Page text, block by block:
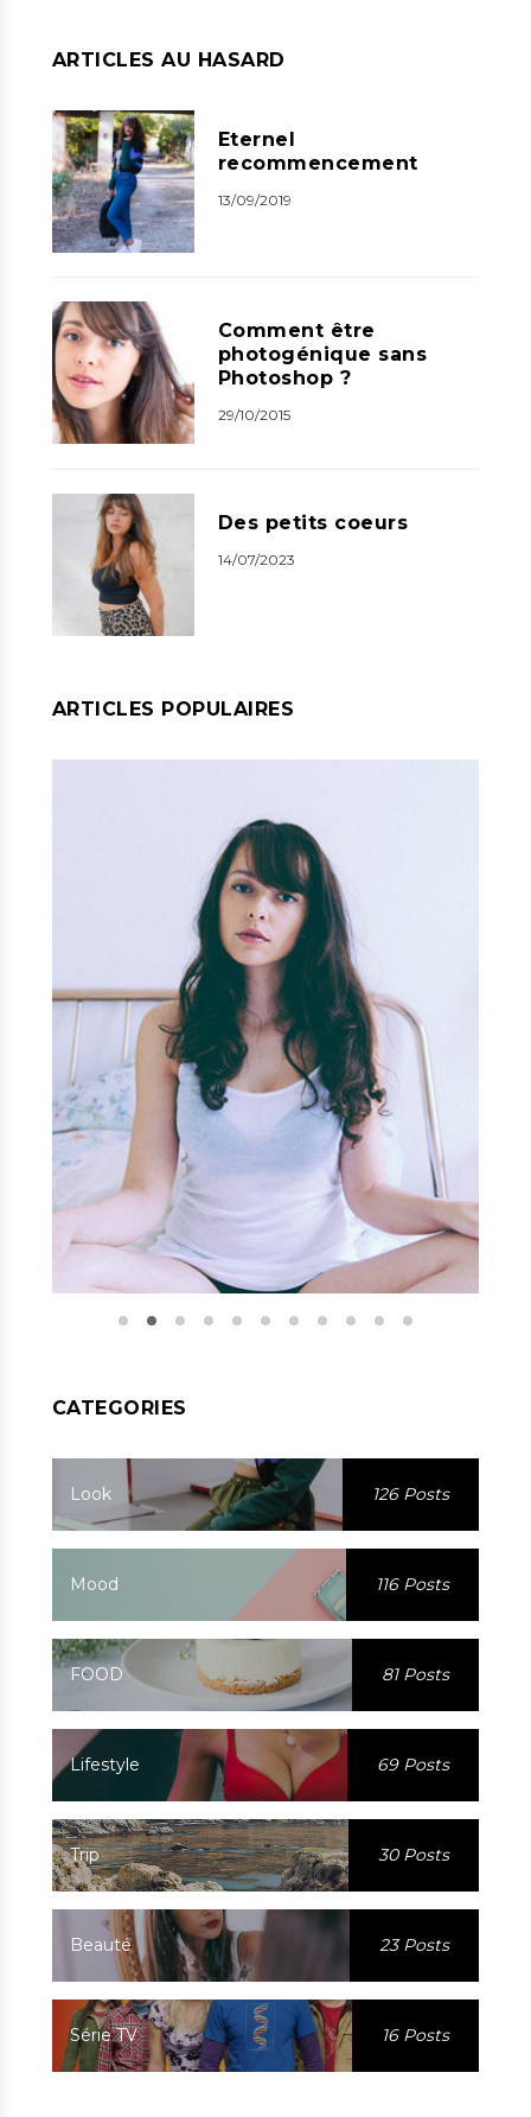
ARTICLES AU HASARD
Eternel
recommencement
13/09/2019
Comment être
photogénique sans
Photoshop ?
29/10/2015
Des petits coeurs
14/07/2023
ARTICLES POPULAIRES
CATEGORIES
Look 126 Posts
Mood 116 Posts
FOOD 81 Posts
Lifestyle 69 Posts
Trip 30 Posts
Beauté 23 Posts
Série TV 16 Posts